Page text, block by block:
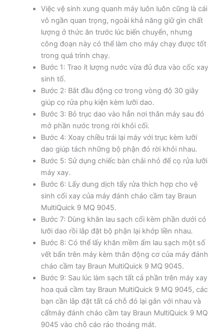
Việc vệ sinh xung quanh máy luôn luôn cũng là cái
vô ngần quan trọng, ngoài khả năng giữ gìn chất
lượng ở thức ăn trước lúc biến chuyển, nhưng
công đoạn này có thể làm cho máy chạy được tốt
trong quá trình chạy.
Bước 1: Trao ít lượng nước vừa đủ đưa vào cốc xay
sinh tố.
Bước 2: Bắt đầu động cơ trong vòng độ 30 giây
giúp cọ rửa phụ kiện kèm lưỡi dao.
Bước 3: Bỏ trục dao vào hẳn nơi thân máy sau đó
mở phần nước trong rời khỏi cối.
Bước 4: Xoay chiều trái lại máy với trục kèm lưỡi
dao giúp tách những bộ phận đó rời khỏi nhau.
Bước 5: Sử dụng chiếc bàn chải nhỏ để cọ rửa lưỡi
máy xay.
Bước 6: Lấy dung dịch tẩy rửa thích hợp cho vệ
sinh cối xay của máy đánh cháo cầm tay Braun
MultiQuick 9 MQ 9045.
Bước 7: Dùng khăn lau sạch cối kèm phần dưới có
lưỡi dao rồi lắp đặt bộ phận lại khớp liền nhau.
Bước 8: Có thể lấy khăn mềm ẩm lau sạch một số
vết bẩn trên máy kèm thân động cơ của máy đánh
cháo cầm tay Braun MultiQuick 9 MQ 9045.
Bước 9: Sau lúc làm sạch tất cả phần trên máy xay
hoa quả cầm tay Braun MultiQuick 9 MQ 9045, các
bạn cần lắp đặt tất cả chỗ đó lại gắn với nhau và
cấtmáy đánh cháo cầm tay Braun MultiQuick 9 MQ
9045 vào chỗ cáo ráo thoáng mát.